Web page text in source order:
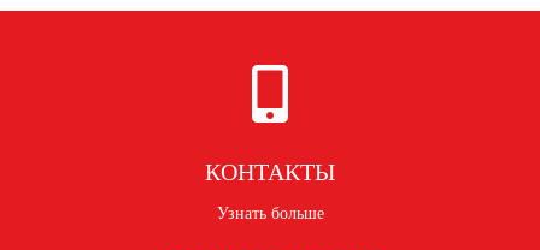
КОНТАКТЫ
Узнать больше